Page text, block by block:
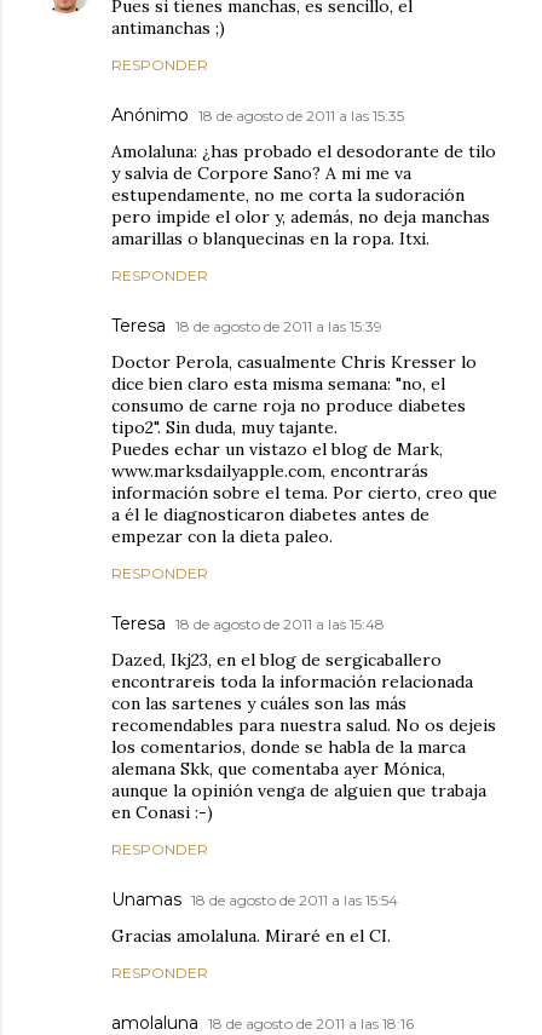
Pues si tienes manchas, es sencillo, el
antimanchas ;)
RESPONDER
Anónimo 18 de agosto de 2011 a las 15:35
Amolaluna: ¿has probado el desodorante de tilo
y salvia de Corpore Sano? A mi me va
estupendamente, no me corta la sudoración
pero impide el olor y, además, no deja manchas
amarillas o blanquecinas en la ropa. Itxi.
RESPONDER
Teresa 18 de agosto de 2011 a las 15:39
Doctor Perola, casualmente Chris Kresser lo
dice bien claro esta misma semana: "no, el
consumo de carne roja no produce diabetes
tipo2". Sin duda, muy tajante.
Puedes echar un vistazo el blog de Mark,
www.marksdailyapple.com, encontrarás
información sobre el tema. Por cierto, creo que
a él le diagnosticaron diabetes antes de
empezar con la dieta paleo.
RESPONDER
Teresa 18 de agosto de 2011 a las 15:48
Dazed, Ikj23, en el blog de sergicaballero
encontrareis toda la información relacionada
con las sartenes y cuáles son las más
recomendables para nuestra salud. No os dejeis
los comentarios, donde se habla de la marca
alemana Skk, que comentaba ayer Mónica,
aunque la opinión venga de alguien que trabaja
en Conasi :-)
RESPONDER
Unamas 18 de agosto de 2011 a las 15:54
Gracias amolaluna. Miraré en el CI.
RESPONDER
amolaluna 18 de agosto de 2011 a las 18:16